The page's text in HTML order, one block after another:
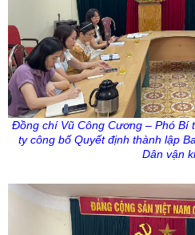
Đồng chí Vũ Công Cương – Phó Bí
tycông bố Quyết định thành lập
Dân vận